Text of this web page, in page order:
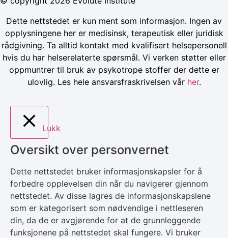
Dette nettstedet er kun ment som informasjon. Ingen av
opplysningene her er medisinsk, terapeutisk eller juridisk
rådgivning. Ta alltid kontakt med kvalifisert helsepersonell
hvis du har helserelaterte spørsmål. Vi verken støtter eller
oppmuntrer til bruk av psykotrope stoffer der dette er
ulovlig. Les hele ansvarsfraskrivelsen vår her.
Lukk
Oversikt over personvernet
Dette nettstedet bruker informasjonskapsler for å
forbedre opplevelsen din når du navigerer gjennom
nettstedet. Av disse lagres de informasjonskapslene
som er kategorisert som nødvendige i nettleseren
din, da de er avgjørende for at de grunnleggende
funksjonene på nettstedet skal fungere. Vi bruker